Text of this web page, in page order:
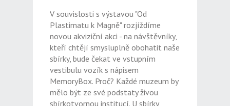
V souvislosti s výstavou "Od
Plastimatu k Magně" rozjíždíme
novou akviziční akci - na návštěvníky,
kteří chtějí smysluplně obohatit naše
sbírky, bude čekat ve vstupním
vestibulu vozík s nápisem
MemoryBox. Proč? Každé muzeum by
mělo být ze své podstaty živou
sbírkotvornou institucí. U sbírky